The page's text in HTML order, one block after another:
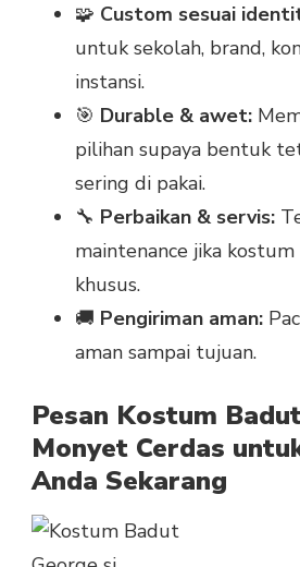
🧩 Custom sesuai
untuk sekolah, brand,
instansi.
🎯 Durable & awet:
pilihan supaya bentuk
sering di pakai.
🔧 Perbaikan & servis:
maintenance jika
khusus.
🚚 Pengiriman aman:
aman sampai tujuan.
Pesan Kostum
Monyet Cerdas
Anda Sekarang